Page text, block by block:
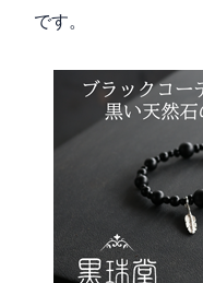
です。